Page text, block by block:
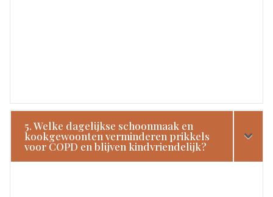
5. Welke dagelijkse schoonmaak en
kookgewoonten verminderen prikkels
voor COPD en blijven kindvriendelijk?